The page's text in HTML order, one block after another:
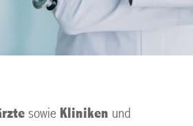
sowie Kliniken und